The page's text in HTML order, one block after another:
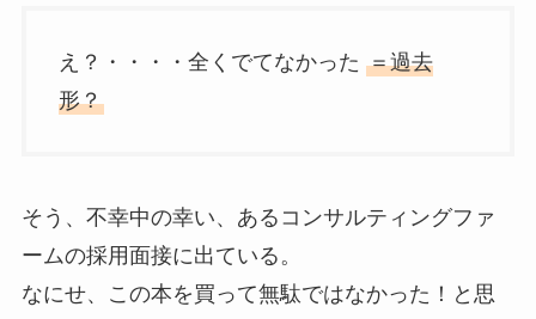
え？・・・・全くでてなかった ＝過去
形？
そう、不幸中の幸い、あるコンサルティングファ
ームの採用面接に出ている。
なにせ、この本を買って無駄ではなかった！と思